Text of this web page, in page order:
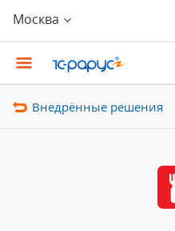
Москва
Внедрённые решения